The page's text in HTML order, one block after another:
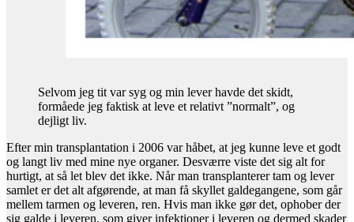
Selvom jeg tit var syg og min lever havde det skidt,
formåede jeg faktisk at leve et relativt ”normalt”, og
dejligt liv.
Efter min transplantation i 2006 var håbet, at jeg kunne leve et godt
og langt liv med mine nye organer. Desværre viste det sig alt for
hurtigt, at så let blev det ikke. Når man transplanterer tam og lever
samlet er det alt afgørende, at man få skyllet galdegangene, som går
mellem tarmen og leveren, ren. Hvis man ikke gør det, ophober der
sig galde i leveren, som giver infektioner i leveren og dermed skader